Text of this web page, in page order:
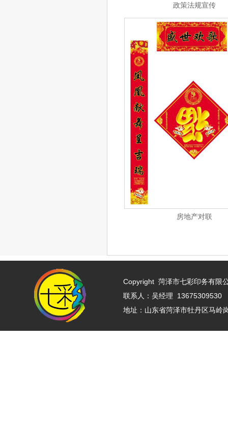
政策法规宣传
房地产对联
Copyright 菏泽市七彩印务有限
联系人：吴经理
地址：山东省菏泽市牡丹区马